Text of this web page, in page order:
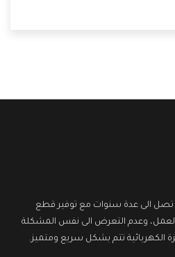
التى تسهل على المستهلك
تصل الى عدة سنوات مع توفير قطع
العمل، وعدم التعرض الى نفس المشكلة
الكهربائية تتم بشكل سريع ومتميز.